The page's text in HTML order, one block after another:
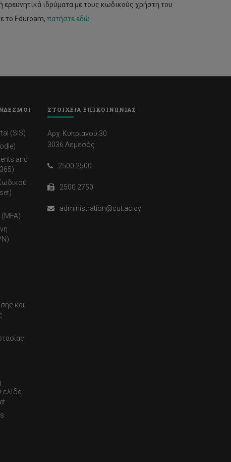
ιδρύματα με τους κωδικούς χρήστη του
το Eduroam, πατήστε εδώ
(SIS)
and
και
ΣΤΟΙΧΕΙΑ ΕΠΙΚΟΙΝΩΝΙΑΣ
Αρχ. Κυπριανού 30
3036 Λεμεσός
2500 2500
2500 2750
administration@cut.ac.cy